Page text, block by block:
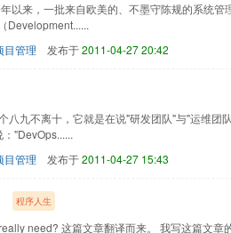
以来，一批来自欧美的、不墨守陈规的系统管
Development......
目管理 发布于2011-04-27 20:42
八九不离十，它就是在说"研发团队"与"运维团
"DevOps......
目管理 发布于2011-04-27 15:43
程序人生
need? 这篇文章翻译而来。 我写这篇文章